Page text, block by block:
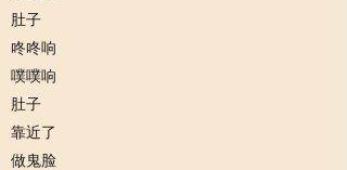
肚子
咚咚响
噗噗响
肚子
靠近了
做鬼脸